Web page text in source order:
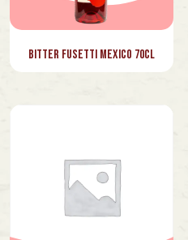
Bitter Fusetti Mexico 70cl